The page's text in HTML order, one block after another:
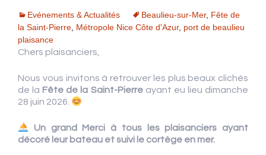
Evénements & Actualités Beaulieu-sur-Mer, Fête de
la Saint-Pierre, Métropole Nice Côte d'Azur, port de beaulieu
plaisance
Chers plaisanciers,
Nous vous invitons à retrouver les plus beaux clichés
de la Fête de la Saint-Pierreayant eu lieu dimanche
28 juin 2026.
Un grand Merci à tous les plaisanciers ayant
décoré leur bateau et suivi le cortège en mer.